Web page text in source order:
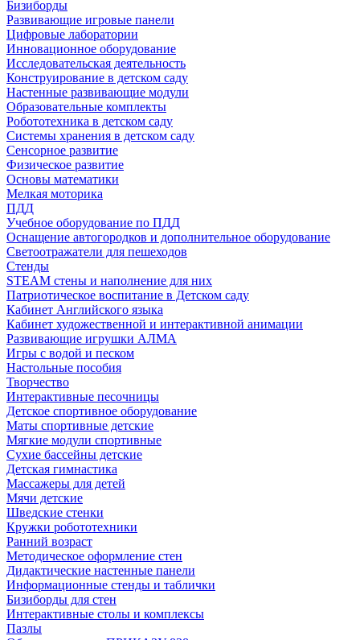
Бизиборды
Развивающие игровые панели
Цифровые лаборатории
Инновационное оборудование
Исследовательская деятельность
Конструирование в детском саду
Настенные развивающие модули
Образовательные комплекты
Робототехника в детском саду
Системы хранения в детском саду
Сенсорное развитие
Физическое развитие
Основы математики
Мелкая моторика
ПДД
Учебное оборудование по ПДД
Оснащение автогородков и дополнительное оборудование
Светоотражатели для пешеходов
Стенды
STEAM стены и наполнение для них
Патриотическое воспитание в Детском саду
Кабинет Английского языка
Кабинет художественной и интерактивной анимации
Развивающие игрушки АЛМА
Игры с водой и песком
Настольные пособия
Творчество
Интерактивные песочницы
Детское спортивное оборудование
Маты спортивные детские
Мягкие модули спортивные
Сухие бассейны детские
Детская гимнастика
Массажеры для детей
Мячи детские
Шведские стенки
Кружки робототехники
Ранний возраст
Методическое оформление стен
Дидактические настенные панели
Информационные стенды и таблички
Бизиборды для стен
Интерактивные столы и комплексы
Пазлы